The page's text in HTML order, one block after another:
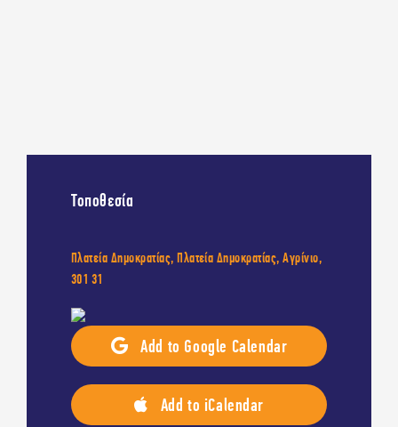
Τοποθεσία
Πλατεία Δημοκρατίας, Πλατεία Δημοκρατίας, Αγρίνιο,
301 31
Add to Google Calendar
Add to iCalendar